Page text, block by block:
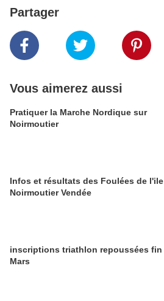
Partager
Vous aimerez aussi
Pratiquer la Marche Nordique sur
Noirmoutier
Infos et résultats des Foulées de l'ile
Noirmoutier Vendée
inscriptions triathlon repoussées fin
Mars